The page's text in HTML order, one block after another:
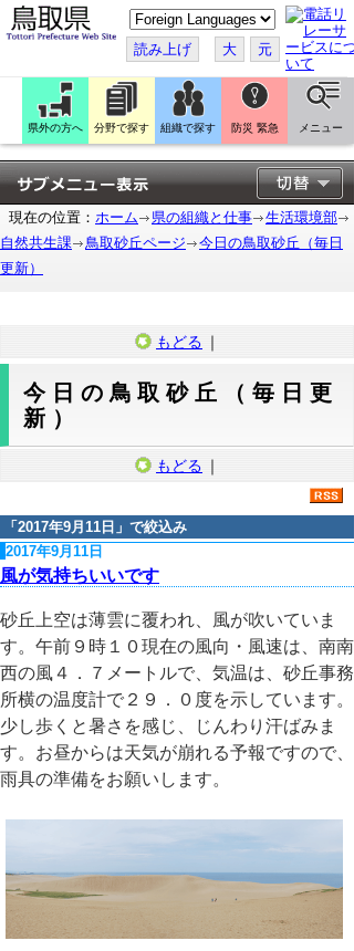
こ
の
ペ
ー
ジ
翻
訳
す
る
読み上げ 大 元
県外の方へ 分野で探す 組織で探す 防災 緊急 メニュー
現在の位置： ホーム 県の組織と仕事
生活環境部
自然共生課
鳥取砂丘ページ
今日の鳥取砂丘（毎日
更新）
もどる ｜
今日の鳥取砂丘（毎日更
新）
もどる ｜
「 2017年9月11日 」で絞込み
2017年9月11日
風が気持ちいいです
砂丘上空は薄雲に覆われ、風が吹いていま
す。午前９時１０現在の風向・風速は、南南
西の風４．７メートルで、気温は、砂丘事務
所横の温度計で２９．０度を示しています。
少し歩くと暑さを感じ、じんわり汗ばみま
す。お昼からは天気が崩れる予報ですので、
雨具の準備をお願いします。